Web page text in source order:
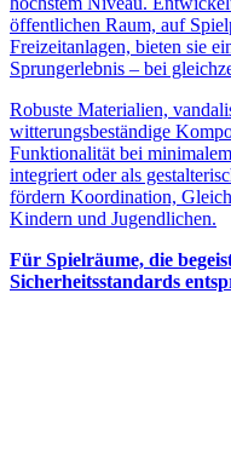
öffentlichen Raum, auf
Freizeitanlagen, bieten sie
Sprungerlebnis – bei
Robuste Materialien,
witterungsbeständige
Funktionalität bei
integriert oder als
fördern Koordination,
Kindern und Jugendlichen.
Für Spielräume, die
Sicherheitsstandards